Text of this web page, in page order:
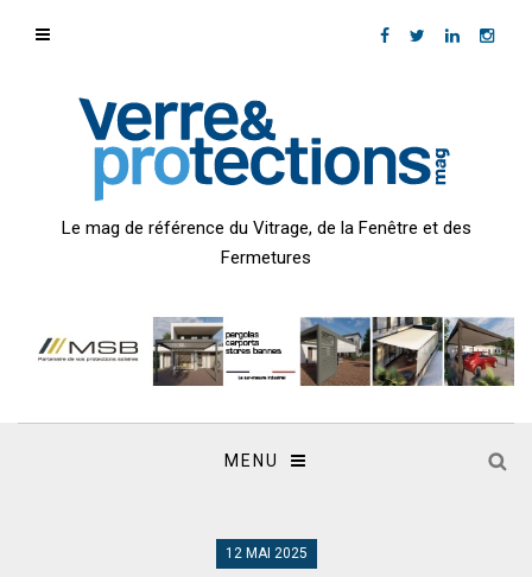
Le mag de référence du Vitrage, de la Fenêtre et des
Fermetures
MENU
12 MAI 2025